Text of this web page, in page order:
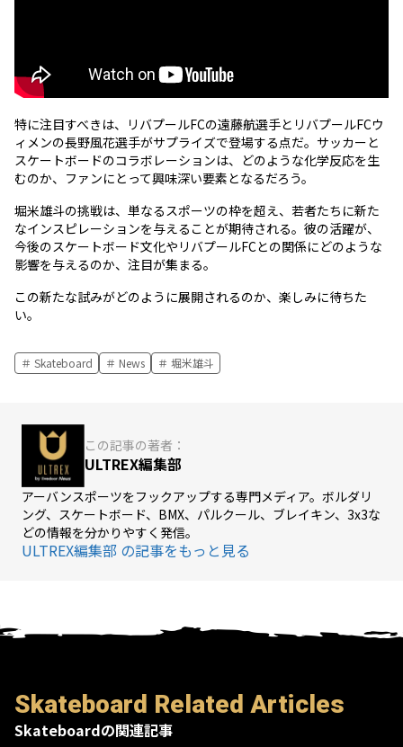
特に注目すべきは、リバプールFCの遠藤航選手とリバプールFCウ
ィメンの長野風花選手がサプライズで登場する点だ。サッカーと
スケートボードのコラボレーションは、どのような化学反応を生
むのか、ファンにとって興味深い要素となるだろう。
堀米雄斗の挑戦は、単なるスポーツの枠を超え、若者たちに新た
なインスピレーションを与えることが期待される。彼の活躍が、
今後のスケートボード文化やリバプールFCとの関係にどのような
影響を与えるのか、注目が集まる。
この新たな試みがどのように展開されるのか、楽しみに待ちた
い。
Skateboard News 堀米雄斗
この記事の著者：
ULTREX編集部
アーバンスポーツをフックアップする専門メディア。ボルダリ
ング、スケートボード、BMX、パルクール、ブレイキン、3x3な
どの情報を分かりやすく発信。
ULTREX編集部 の記事をもっと見る
Skateboard Related Articles
Skateboardの関連記事